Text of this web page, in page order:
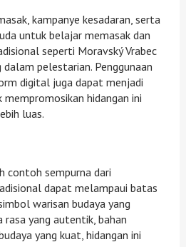
kampanye kesadaran, serta
untuk belajar memasak dan
seperti Moravský Vrabec
pelestarian. Penggunaan
digital juga dapat menjadi
hidangan ini
luas.
contoh sempurna dari
dapat melampaui batas
warisan budaya yang
rasa yang autentik, bahan
yang kuat, hidangan ini